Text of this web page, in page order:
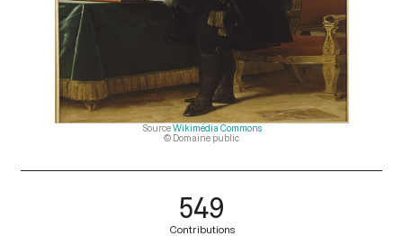
Source Wikimédia Commons
© Domaine public
549
Contributions